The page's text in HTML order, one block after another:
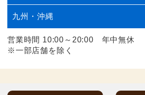
九州・沖縄
営業時間 10:00～20:00 年中無休
※一部店舗を除く